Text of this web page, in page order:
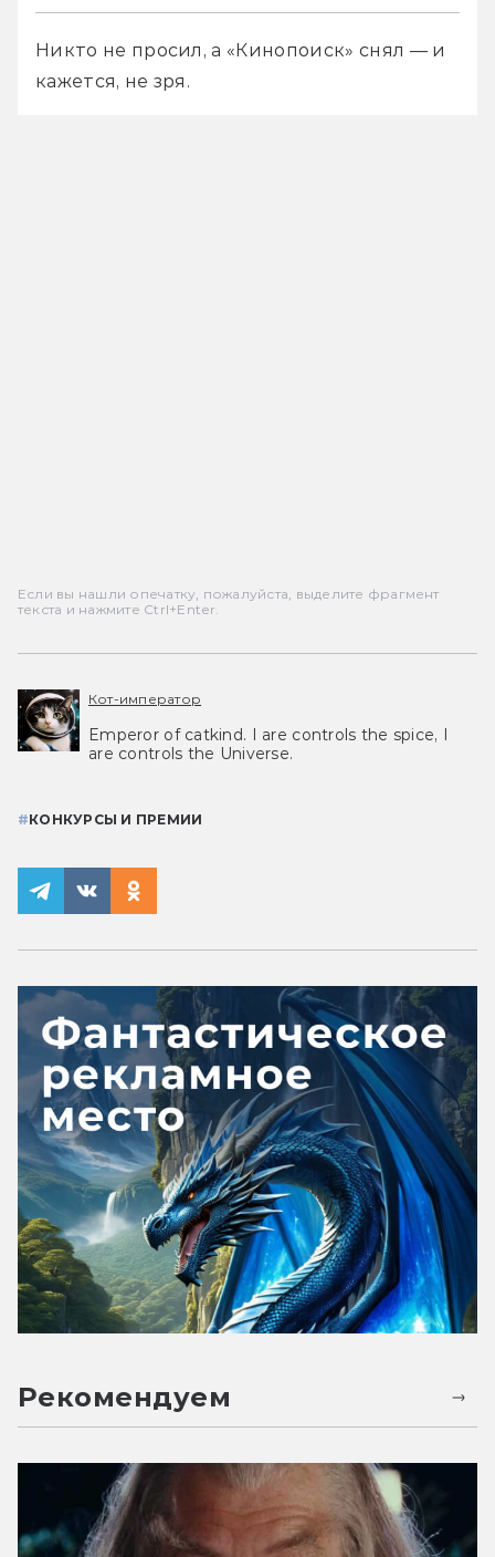
Никто не просил, а «Кинопоиск» снял — и
кажется, не зря.
Если вы нашли опечатку, пожалуйста, выделите фрагмент
текста и нажмите Ctrl+Enter.
Кот-император
Emperor of catkind. I are controls the spice, I
are controls the Universe.
#КОНКУРСЫ И ПРЕМИИ
Рекомендуем